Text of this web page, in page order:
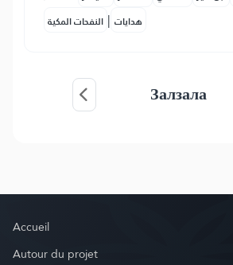
النفحات المكية | هدايات
Залзала
Accueil
Autour du projet